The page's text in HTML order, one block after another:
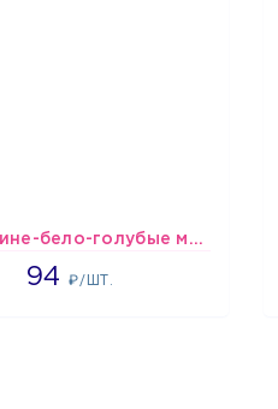
шары Сине-бело-голубые металлик
94₽/ШТ.
1697